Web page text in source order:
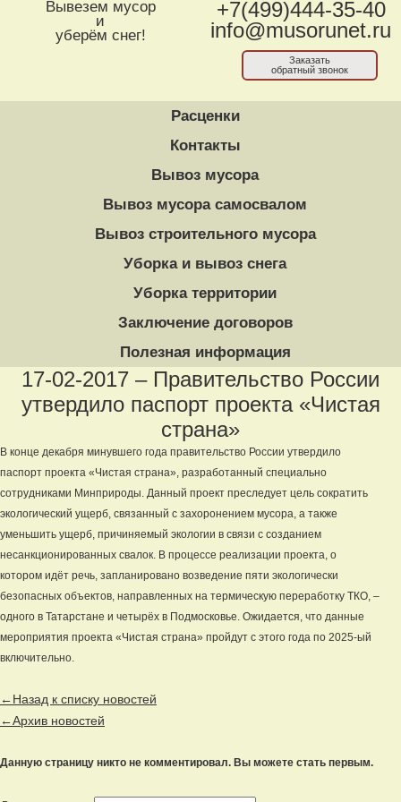
Вывезем мусор
и
уберём снег!
+7(499)444-35-40
info@musorunet.ru
Заказать
обратный звонок
Расценки
Контакты
Вывоз мусора
Вывоз мусора самосвалом
Вывоз строительного мусора
Уборка и вывоз снега
Уборка территории
Заключение договоров
Полезная информация
17-02-2017 – Правительство России
утвердило паспорт проекта «Чистая
страна»
В конце декабря минувшего года правительство России утвердило
паспорт проекта «Чистая страна», разработанный специально
сотрудниками Минприроды. Данный проект преследует цель сократить
экологический ущерб, связанный с захоронением мусора, а также
уменьшить ущерб, причиняемый экологии в связи с созданием
несанкционированных свалок. В процессе реализации проекта, о
котором идёт речь, запланировано возведение пяти экологически
безопасных объектов, направленных на термическую переработку ТКО, –
одного в Татарстане и четырёх в Подмосковье. Ожидается, что данные
мероприятия проекта «Чистая страна» пройдут с этого года по 2025-ый
включительно.
←Назад к списку новостей
←Архив новостей
Данную страницу никто не комментировал. Вы можете стать первым.